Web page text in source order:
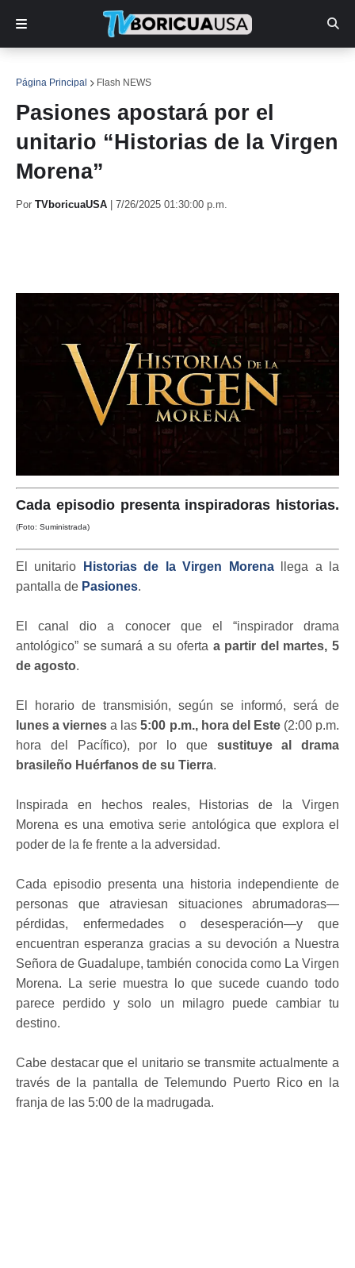
Página Principal Flash NEWS
Pasiones apostará por el
unitario “Historias de la Virgen
Morena”
Por TVboricuaUSA 7/26/2025 01:30:00 p.m.
Cada episodio presenta inspiradoras historias.
(Foto: Suministrada)
El unitario Historias de la Virgen Morenallega a la
pantalla de Pasiones.
El canal dio a conocer que el “inspirador drama
antológico” se sumará a su oferta a partir del martes, 5
de agosto.
El horario de transmisión, según se informó, será de
lunes a viernes a las5:00 p.m., hora del Este(2:00 p.m.
hora del Pacífico), por lo que sustituye al drama
brasileño Huérfanos de su Tierra.
Inspirada en hechos reales, Historias de la Virgen
Morena es una emotiva serie antológica que explora el
poder de la fe frente a la adversidad.
Cada episodio presenta una historia independiente de
personas que atraviesan situaciones abrumadoras—
pérdidas, enfermedades o desesperación—y que
encuentran esperanza gracias a su devoción a Nuestra
Señora de Guadalupe, también conocida como La Virgen
Morena. La serie muestra lo que sucede cuando todo
parece perdido y solo un milagro puede cambiar tu
destino.
Cabe destacar que el unitario se transmite actualmente a
través de la pantalla de Telemundo Puerto Rico en la
franja de las 5:00 de la madrugada.